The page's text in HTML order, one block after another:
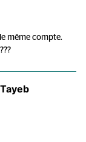
même compte.
Tayeb